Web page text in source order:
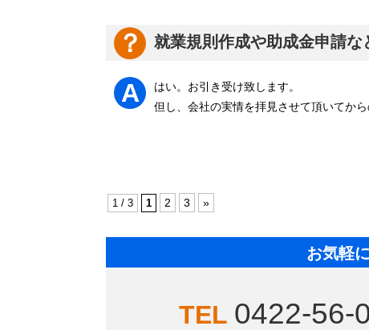
就業規則作成や助成金申請
はい。お引き受け致します。
但し、会社の実情を拝見させて頂いてから
1 / 3 1 2 3 »
お気軽
0422-56-